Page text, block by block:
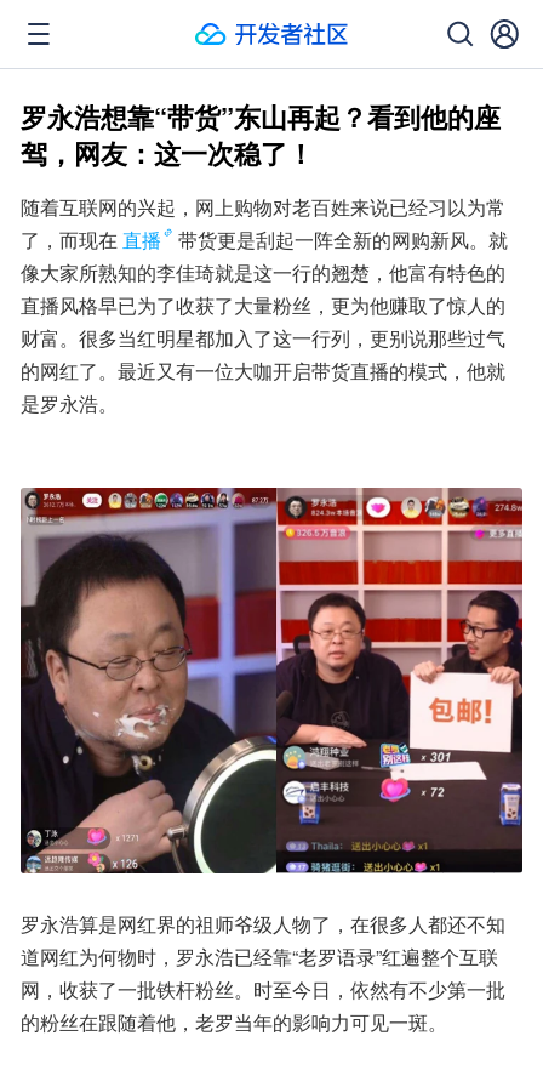
罗永浩想靠“带货”东山再起？看到他的座
驾，网友：这一次稳了！
随着互联网的兴起，网上购物对老百姓来说已经习以为常
了，而现在 直播
带货更是刮起一阵全新的网购新风。就
像大家所熟知的李佳琦就是这一行的翘楚，他富有特色的
直播风格早已为了收获了大量粉丝，更为他赚取了惊人的
财富。很多当红明星都加入了这一行列，更别说那些过气
的网红了。最近又有一位大咖开启带货直播的模式，他就
是罗永浩。
罗永浩算是网红界的祖师爷级人物了，在很多人都还不知
道网红为何物时，罗永浩已经靠“老罗语录”红遍整个互联
网，收获了一批铁杆粉丝。时至今日，依然有不少第一批
的粉丝在跟随着他，老罗当年的影响力可见一斑。